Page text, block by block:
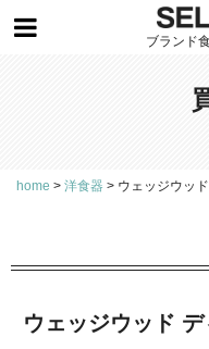
ブランド
home > 洋食器 > ウェッジウッ
ウェッジウッド